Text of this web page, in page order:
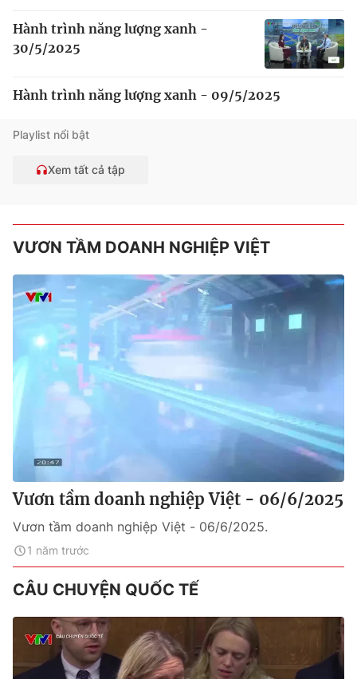
Hành trình năng lượng xanh -
30/5/2025
Hành trình năng lượng xanh - 09/5/2025
Playlist nổi bật
Xem tất cả tập
VƯƠN TẦM DOANH NGHIỆP VIỆT
Vươn tầm doanh nghiệp Việt - 06/6/2025
Vươn tầm doanh nghiệp Việt - 06/6/2025.
1 năm trước
CÂU CHUYỆN QUỐC TẾ